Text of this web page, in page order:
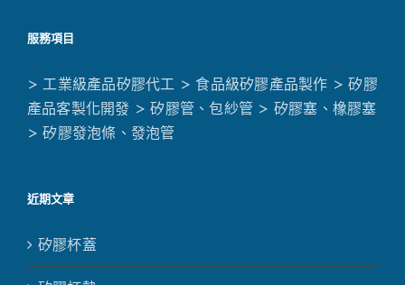
服務項目
> 工業級產品矽膠代工 > 食品級矽膠產品製作 > 矽膠
產品客製化開發 > 矽膠管、包紗管 > 矽膠塞、橡膠塞
> 矽膠發泡條、發泡管
近期文章
矽膠杯蓋